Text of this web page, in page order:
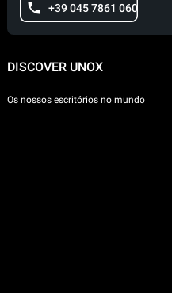
+39 045 7861 060
DISCOVER UNOX
Os nossos escritórios no mundo